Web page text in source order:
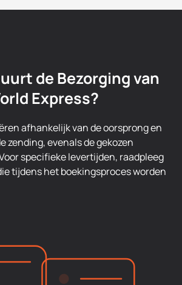
de Bezorging van
Express?
afhankelijk van de oorsprong en
zending, evenals de gekozen
specifieke levertijden, raadpleeg
tijdens het boekingsproces worden